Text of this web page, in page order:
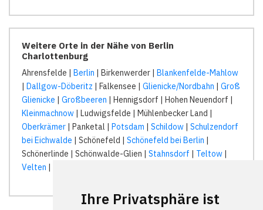
Ihre Privatsphäre ist
Weitere Orte in der Nähe von Berlin
Charlottenburg
Ahrensfelde | Berlin | Birkenwerder | Blankenfelde-Mahlow
| Dallgow-Döberitz | Falkensee | Glienicke/Nordbahn | Groß
Glienicke | Großbeeren | Hennigsdorf | Hohen Neuendorf |
Kleinmachnow | Ludwigsfelde | Mühlenbecker Land |
Oberkrämer | Panketal | Potsdam | Schildow | Schulzendorf
bei Eichwalde | Schönefeld | Schönefeld bei Berlin |
Schönerlinde | Schönwalde-Glien | Stahnsdorf | Teltow |
Velten | Wandlitz |